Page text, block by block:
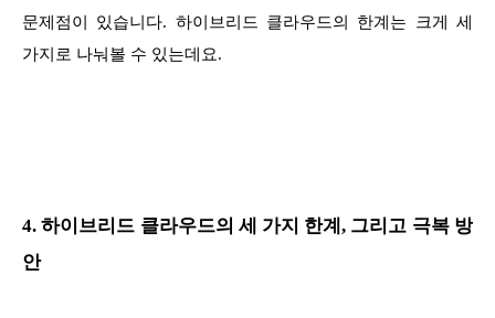
문제점이 있습니다. 하이브리드 클라우드의 한계는 크게 세
가지로 나눠볼 수 있는데요.
4. 하이브리드 클라우드의 세 가지 한계, 그리고 극복 방
안